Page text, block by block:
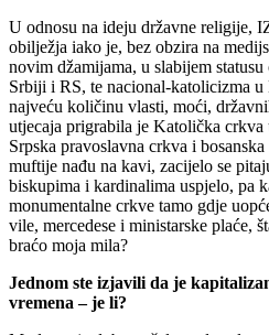
U odnosu na ideju državne religije,
obilježja iako je, bez obzira na
novim džamijama, u slabijem
Srbiji i RS, te nacional-katolicizma
najveću količinu vlasti, moći,
utjecaja prigrabila je Katolička
Srpska pravoslavna crkva i
muftije nađu na kavi, zacijelo se
biskupima i kardinalima uspjelo, pa
monumentalne crkve tamo gdje
vile, mercedese i ministarske plaće,
braćo moja mila?
Jednom ste izjavili da je
vremena – je li?